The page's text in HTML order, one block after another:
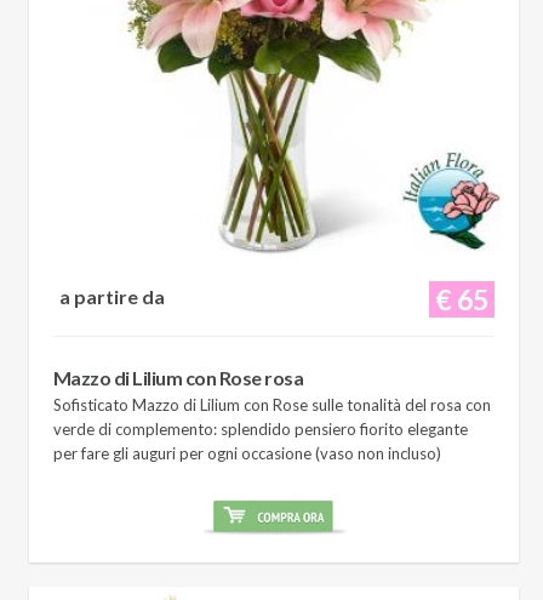
€ 65
a partire da
Mazzo di Lilium con Rose rosa
Sofisticato Mazzo di Lilium con Rose sulle tonalità del rosa con
verde di complemento: splendido pensiero fiorito elegante
per fare gli auguri per ogni occasione (vaso non incluso)